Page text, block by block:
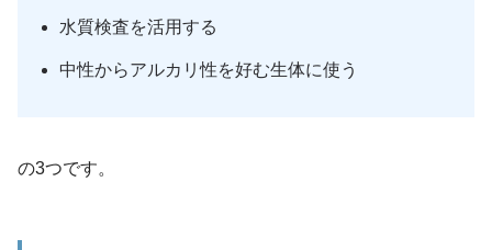
水質検査を活用する
中性からアルカリ性を好む生体に使う
の3つです。